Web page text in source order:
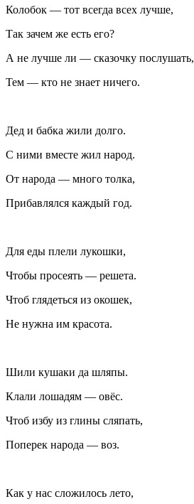
Колобок — тот всегда всех лучше,
Так зачем же есть его?
А не лучше ли — сказочку послушать,
Тем — кто не знает ничего.
Дед и бабка жили долго.
С ними вместе жил народ.
От народа — много толка,
Прибавлялся каждый год.
Для еды плели лукошки,
Чтобы просеять — решета.
Чтоб глядеться из окошек,
Не нужна им красота.
Шили кушаки да шляпы.
Клали лошадям — овёс.
Чтоб избу из глины сляпать,
Поперек народа — воз.
Как у нас сложилось лето,